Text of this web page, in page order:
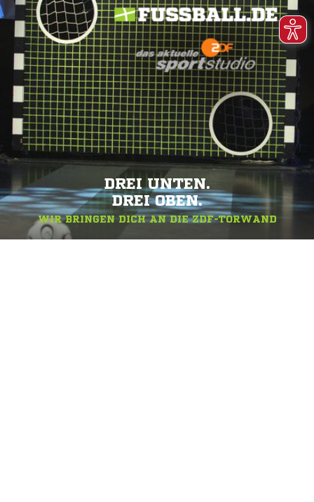
DREI UNTEN.
DREI OBEN.
WIR BRINGEN DICH AN DIE ZDF-TORWAND